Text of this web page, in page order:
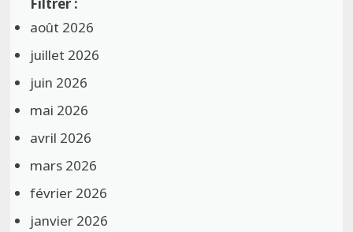
août 2026
juillet 2026
juin 2026
mai 2026
avril 2026
mars 2026
février 2026
janvier 2026